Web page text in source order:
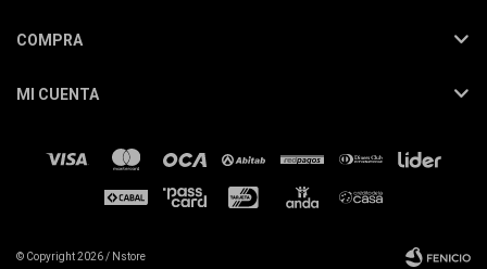
COMPRA
MI CUENTA
© Copyright 2026 / Nstore